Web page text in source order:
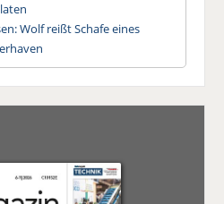
Wolf reißt Schafe eines